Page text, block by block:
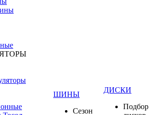
ШИНЫ
Сезон
ДИСКИ
Подбор